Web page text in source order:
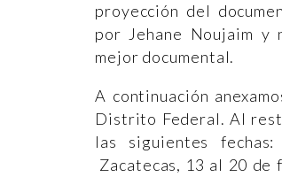
proyección del
por Jehane Noujaim y
mejor documental.
A continuación
Distrito Federal. Al
las siguientes
Zacatecas, 13 al 20